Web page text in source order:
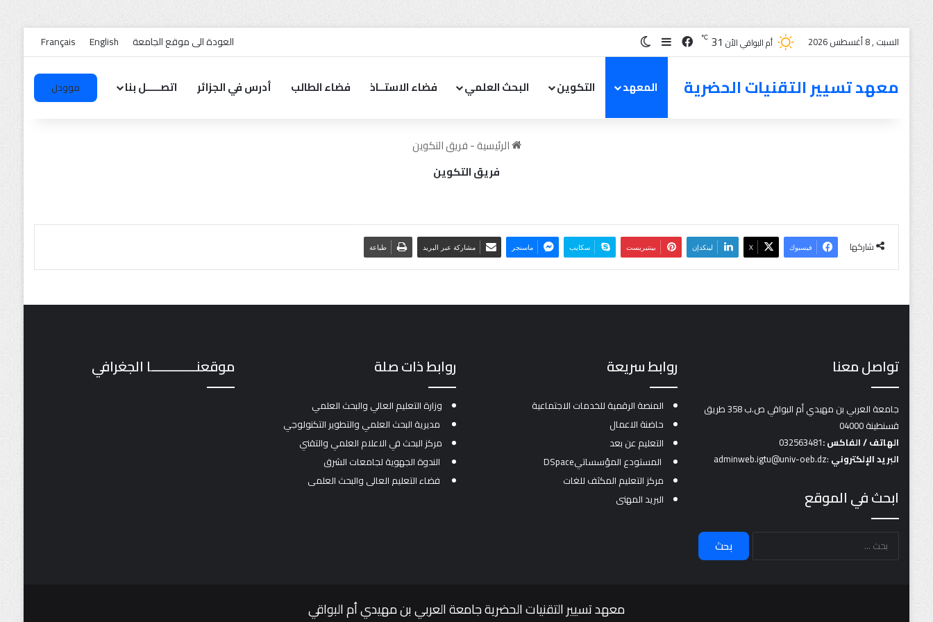
السبت , 8 أغسطس 2026 أم البواقي الأن 31
℃ العودة الى موقع الجامعة English
Français
معهد تسيير التقنيات الحضرية المعهد التكوين البحث العلمي فضاء الاستــاذ فضاء الطالب أدرس في الجزائر اتصـــــل بنا موودل
الرئيسية-فريق التكوين
فريق التكوين
شاركها فيسبوك X لينكدإن بينتيريست سكايب ماسنجر مشاركة عبر البريد طباعة
تواصل معنا
جامعة العربي بن مهيدي أم البواقي ص.ب 358 طريق
قسنطينة 04000
الهاتف / الفاكس :032563481
البريدالإلكتروني :adminweb.igtu@univ-oeb.dz
ابحث في الموقع
روابط سريعة
المنصة الرقمية للخدمات الاجتماعية
حاضنة الاعمال
التعليم عن بعد
المستودع المؤسساتيDSpace
مركز التعليم المكثف للغات
البريد المهني
روابط ذات صلة
وزارة التعليم العالي والبحث العلمي
مديرية البحث العلمي والتطوير التكنولوجي
مركز البحث في الاعلام العلمي والتقني
الندوة الجهوية لجامعات الشرق
فضاء التعليم العالي والبحث العلمي
موقعنـــــــــــــا الجغرافي
معهد تسيير التقنيات الحضرية جامعة العربي بن مهيدي أم البواقي